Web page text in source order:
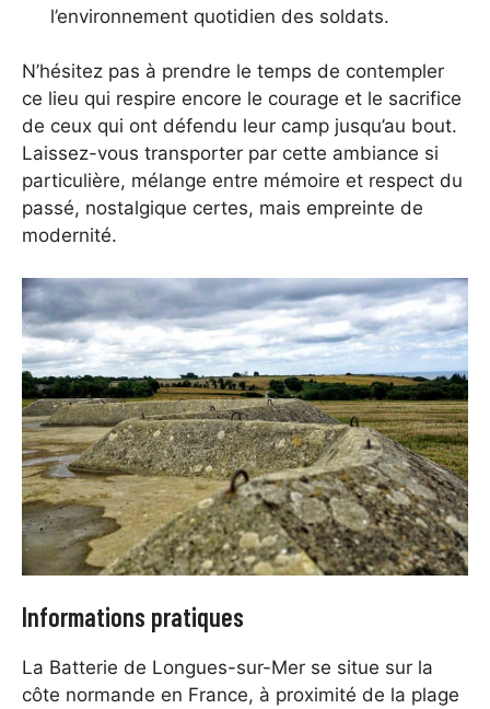
l’environnement quotidien des soldats.
N’hésitez pas à prendre le temps de contempler
ce lieu qui respire encore le courage et le sacrifice
de ceux qui ont défendu leur camp jusqu’au bout.
Laissez-vous transporter par cette ambiance si
particulière, mélange entre mémoire et respect du
passé, nostalgique certes, mais empreinte de
modernité.
Informations pratiques
La Batterie de Longues-sur-Mer se situe sur la
côte normande en France, à proximité de la plage